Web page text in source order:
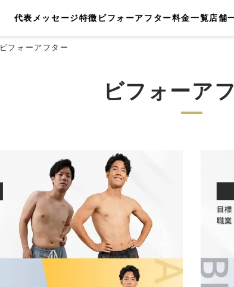
代表メッセージ特徴 ビフォーアフター料金一覧店舗
ビフォーアフター
ビフォーア